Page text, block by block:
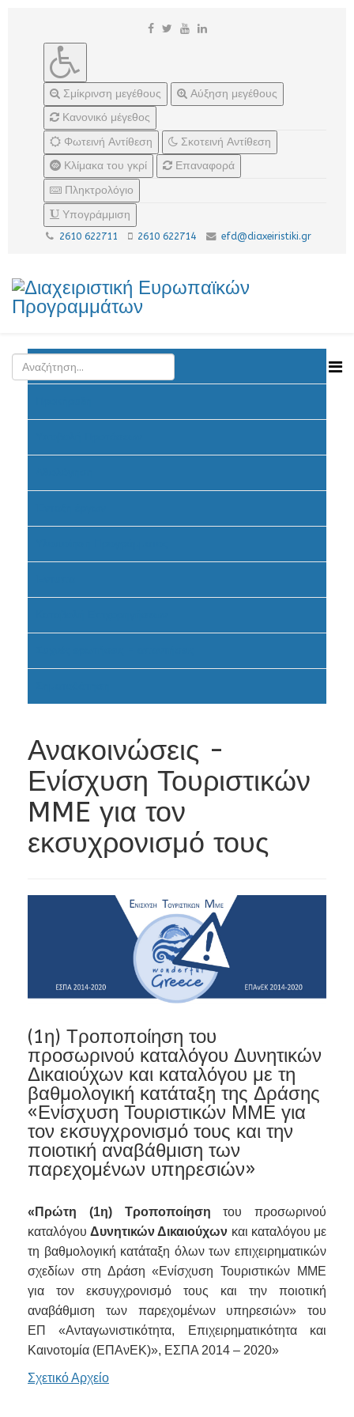
Σμίκρινση μεγέθους
Αύξηση μεγέθους
Κανονικό μέγεθος
Φωτεινή Αντίθεση
Σκοτεινή Αντίθεση
Κλίμακα του γκρί
Επαναφορά
Πληκτρολόγιο
Υπογράμμιση
2610 622711 2610 622714 efd@diaxeiristiki.gr
Ανακοινώσεις
Ανακοινώσεις -
Ενίσχυση Τουριστικών
MME για τον
εκσυχρονισμό τους
(1η) Τροποποίηση του
προσωρινού καταλόγου Δυνητικών
Δικαιούχων και καταλόγου με τη
βαθμολογική κατάταξη της Δράσης
«Ενίσχυση Τουριστικών ΜΜΕ για
τον εκσυγχρονισμό τους και την
ποιοτική αναβάθμιση των
παρεχομένων υπηρεσιών»
«Πρώτη (1η) Τροποποίηση του προσωρινού
καταλόγουΔυνητικών Δικαιούχων και καταλόγου με
τη βαθμολογική κατάταξη όλων των επιχειρηματικών
σχεδίων στη Δράση «Ενίσχυση Τουριστικών ΜΜΕ
για τον εκσυγχρονισμό τους και την ποιοτική
αναβάθμιση των παρεχομένων υπηρεσιών» του
ΕΠ «Ανταγωνιστικότητα, Επιχειρηματικότητα και
Καινοτομία (ΕΠΑνΕΚ)», ΕΣΠΑ 2014 – 2020»
Σχετικό Αρχείο